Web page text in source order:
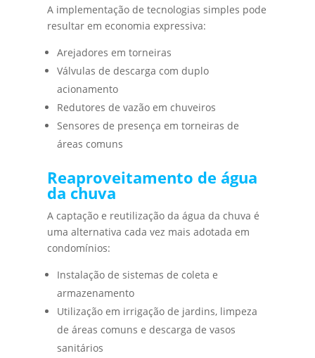
A implementação de tecnologias simples pode
resultar em economia expressiva:
Arejadores em torneiras
Válvulas de descarga com duplo
acionamento
Redutores de vazão em chuveiros
Sensores de presença em torneiras de
áreas comuns
Reaproveitamento de água
da chuva
A captação e reutilização da água da chuva é
uma alternativa cada vez mais adotada em
condomínios:
Instalação de sistemas de coleta e
armazenamento
Utilização em irrigação de jardins, limpeza
de áreas comuns e descarga de vasos
sanitários